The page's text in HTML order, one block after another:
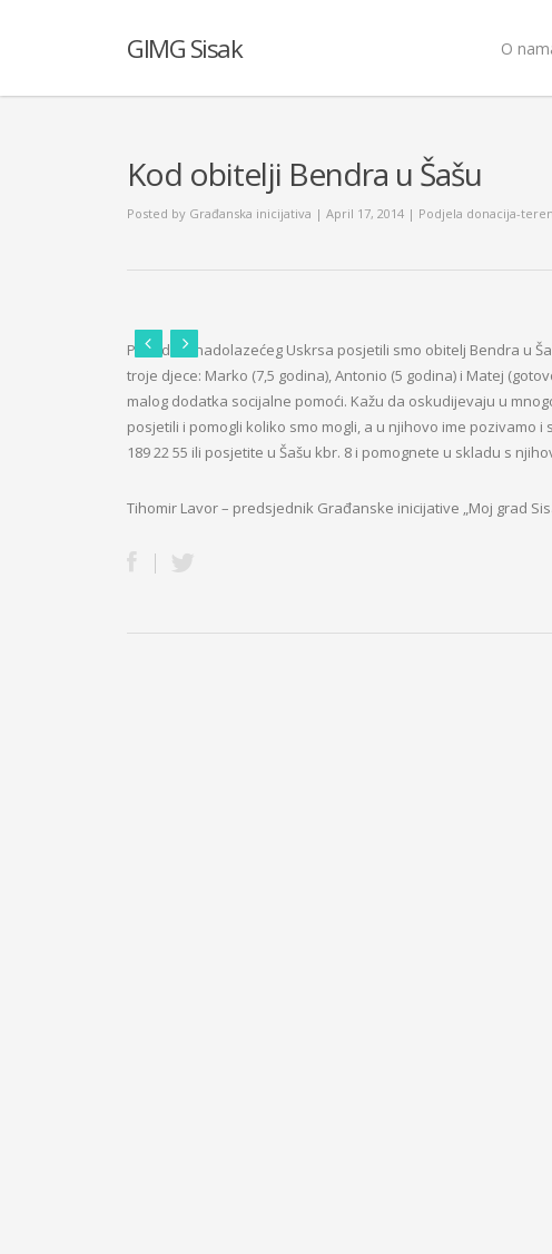
GIMG Sisak O
Kod obitelji Bendra u Šašu
Posted by Građanska inicijativa | April 17, 2014 | Podjela donacija-
Povodom nadolazećeg Uskrsa posjetili smo obitelj Bendra u
troje djece: Marko (7,5 godina), Antonio (5 godina) i Matej
malog dodatka socijalne pomoći. Kažu da oskudijevaju u
posjetili i pomogli koliko smo mogli, a u njihovo ime pozivamo
189 22 55 ili posjetite u Šašu kbr. 8 i pomognete u skladu s
Tihomir Lavor – predsjednik Građanske inicijative „Moj grad